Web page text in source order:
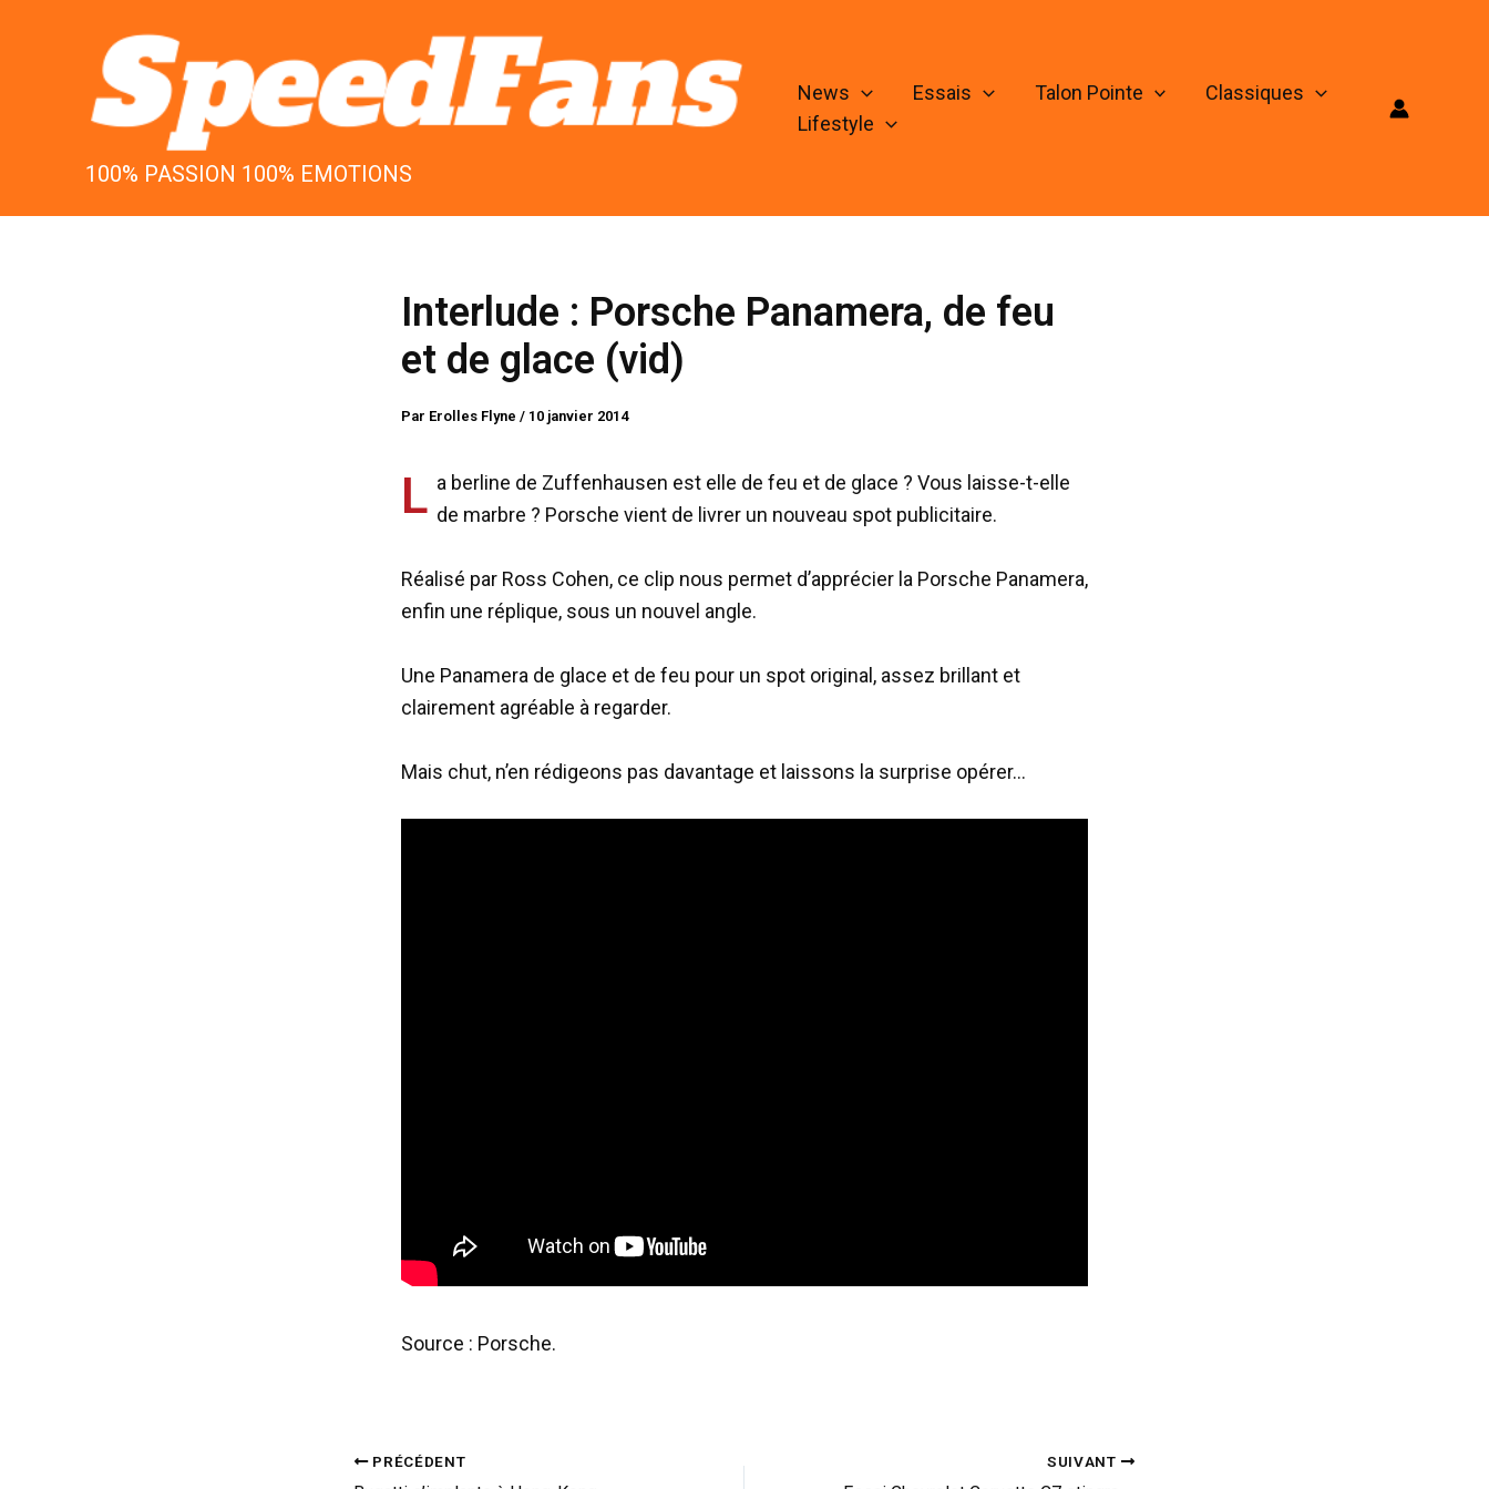
100% PASSION 100% EMOTIONS
News Essais Talon Pointe
Classiques
Lifestyle
Interlude : Porsche Panamera, de feu
et de glace (vid)
Par Erolles Flyne / 10 janvier 2014
L a berline de Zuffenhausen est elle de feu et de glace ? Vous laisse-t-elle
de marbre ? Porsche vient de livrer un nouveau spot publicitaire.
Réalisé par Ross Cohen, ce clip nous permet d’apprécier la Porsche Panamera,
enfin une réplique, sous un nouvel angle.
Une Panamera de glace et de feu pour un spot original, assez brillant et
clairement agréable à regarder.
Mais chut, n’en rédigeons pas davantage et laissons la surprise opérer…
Source : Porsche.
PRÉCÉDENT SUIVANT